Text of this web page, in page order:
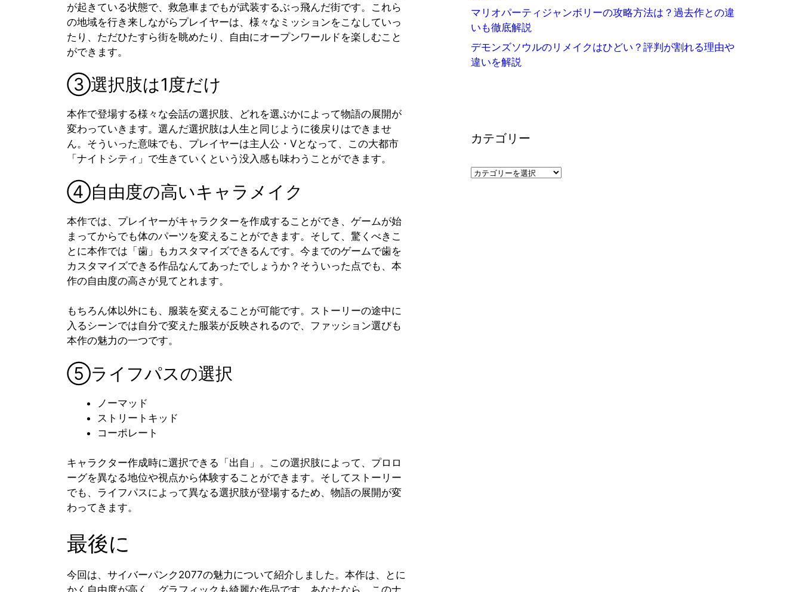
が起きている状態で、救急車までもが武装するぶっ飛んだ街です。これら
の地域を行き来しながらプレイヤーは、様々なミッションをこなしていっ
たり、ただひたすら街を眺めたり、自由にオープンワールドを楽しむこと
ができます。
③選択肢は1度だけ
本作で登場する様々な会話の選択肢、どれを選ぶかによって物語の展開が
変わっていきます。選んだ選択肢は人生と同じように後戻りはできませ
ん。そういった意味でも、プレイヤーは主人公・Vとなって、この大都市
「ナイトシティ」で生きていくという没入感も味わうことができます。
④自由度の高いキャラメイク
本作では、プレイヤーがキャラクターを作成することができ、ゲームが始
まってからでも体のパーツを変えることができます。そして、驚くべきこ
とに本作では「歯」もカスタマイズできるんです。今までのゲームで歯を
カスタマイズできる作品なんてあったでしょうか？そういった点でも、本
作の自由度の高さが見てとれます。
もちろん体以外にも、服装を変えることが可能です。ストーリーの途中に
入るシーンでは自分で変えた服装が反映されるので、ファッション選びも
本作の魅力の一つです。
⑤ライフパスの選択
ノーマッド
ストリートキッド
コーポレート
キャラクター作成時に選択できる「出自」。この選択肢によって、プロロ
ーグを異なる地位や視点から体験することができます。そしてストーリー
でも、ライフパスによって異なる選択肢が登場するため、物語の展開が変
わってきます。
最後に
今回は、サイバーパンク2077の魅力について紹介しました。本作は、とに
かく自由度が高く、グラフィックも綺麗な作品です。あなたなら、このナ
マリオパーティジャンボリーの攻略方法は？過去作との違
いも徹底解説
デモンズソウルのリメイクはひどい？評判が割れる理由や
違いを解説
カテゴリー
カ